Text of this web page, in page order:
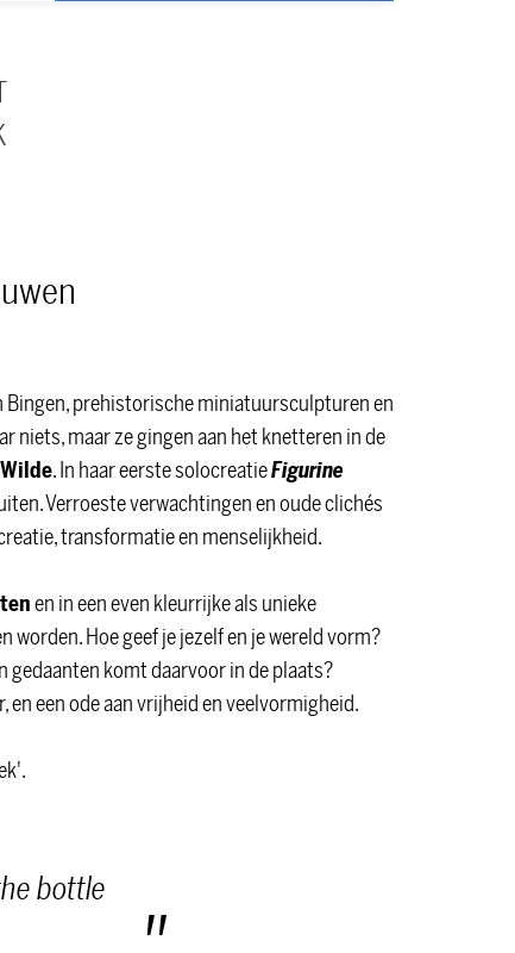
Bingen, prehistorische miniatuursculpturen en
maar ze gingen aan het knetteren in de
Wilde. In haar eerste solocreatieFigurine
Verroeste verwachtingen en oude clichés
transformatie en menselijkheid.
en in een even kleurrijke als unieke
worden. Hoe geef je jezelf en je wereld vorm?
gedaanten komt daarvoor in de plaats?
een ode aan vrijheid en veelvormigheid.
bottle